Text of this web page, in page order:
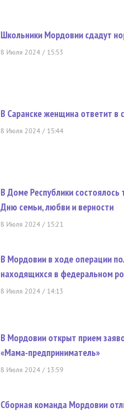
Школьники Мордовии сдадут
8 Июля 2024 / 15:53
В Саранске женщина ответит в
8 Июля 2024 / 15:44
В Доме Республики
Дню семьи, любви и верности
8 Июля 2024 / 15:21
В Мордовии в ходе операции
находящихся в федеральном
8 Июля 2024 / 14:13
В Мордовии открыт прием
«Мама-предприниматель»
8 Июля 2024 / 13:59
Сборная команда Мордовии